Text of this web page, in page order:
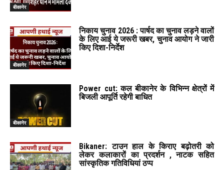
बीकानेर
बीकानेर
निकाय चुनाव 2026 : पार्षद का चुनाव लड़ने वालों
के लिए आई ये जरूरी खबर, चुनाव आयोग ने जारी
किए दिशा-निर्देश
बीकानेर
Power cut: कल बीकानेर के विभिन्न क्षेत्रों में
बिजली आपूर्ति रहेगी बाधित
Bikaner: टाउन हाल के किराए बढ़ोतरी को
लेकर कलाकारों का प्रदर्शन , नाटक सहित
सांस्कृतिक गतिविधियां ठप्प